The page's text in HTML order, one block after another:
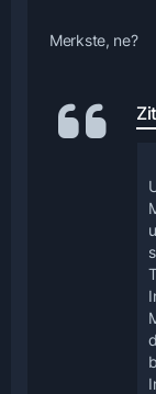
Merkste, ne?